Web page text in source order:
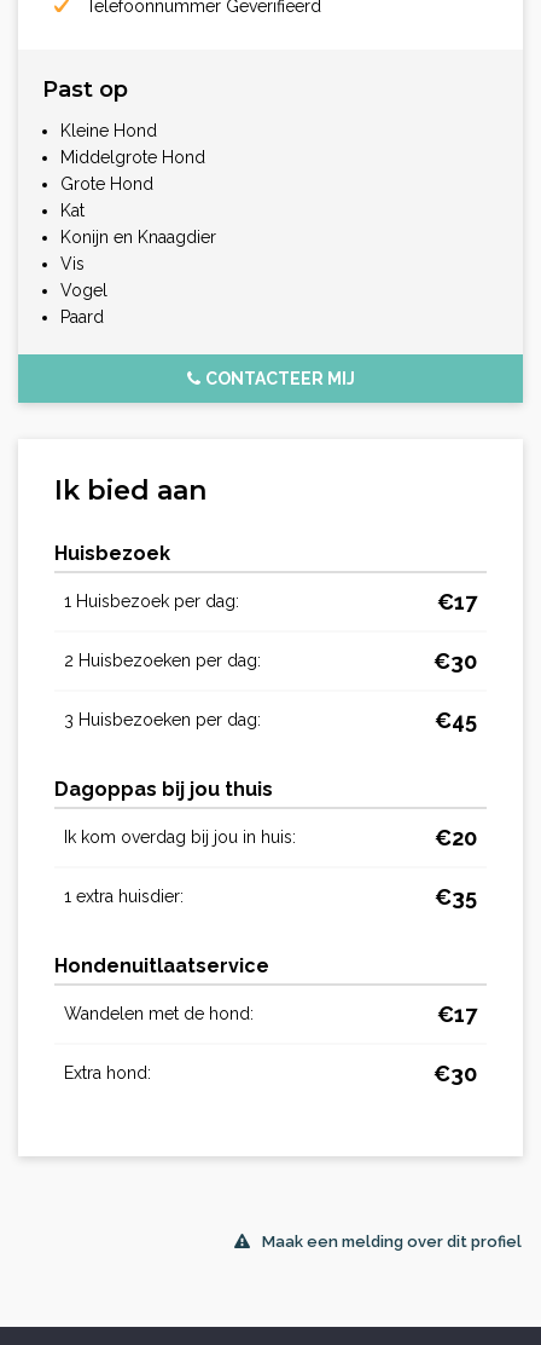
Telefoonnummer Geverifiëerd
Past op
Kleine Hond
Middelgrote Hond
Grote Hond
Kat
Konijn en Knaagdier
Vis
Vogel
Paard
CONTACTEER MIJ
Ik bied aan
Huisbezoek
1 Huisbezoek per dag: €17
2 Huisbezoeken per dag: €30
3 Huisbezoeken per dag: €45
Dagoppas bij jou thuis
Ik kom overdag bij jou in huis: €20
1 extra huisdier: €35
Hondenuitlaatservice
Wandelen met de hond: €17
Extra hond: €30
Maak een melding over dit profiel